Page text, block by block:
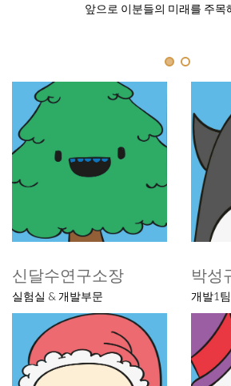
앞으로 이분들의 미래를 주목
신달수연구소장
실험실 & 개발부문
박성
개발1